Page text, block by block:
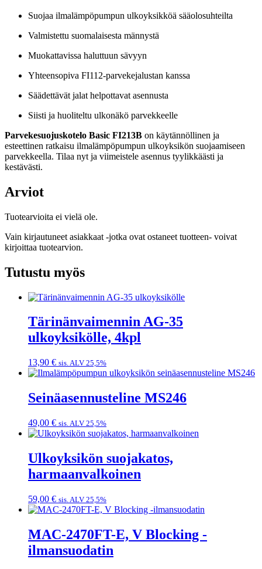
Suojaa ilmalämpöpumpun ulkoyksikköä sääolosuhteilta
Valmistettu suomalaisesta männystä
Muokattavissa haluttuun sävyyn
Yhteensopiva FI112-parvekejalustan kanssa
Säädettävät jalat helpottavat asennusta
Siisti ja huoliteltu ulkonäkö parvekkeelle
Parvekesuojuskotelo Basic FI213B on käytännöllinen ja
esteettinen ratkaisu ilmalämpöpumpun ulkoyksikön suojaamiseen
parvekkeella. Tilaa nyt ja viimeistele asennus tyylikkäästi ja
kestävästi.
Arviot
Tuotearvioita ei vielä ole.
Vain kirjautuneet asiakkaat -jotka ovat ostaneet tuotteen- voivat
kirjoittaa tuotearvion.
Tutustu myös
Tärinänvaimennin AG-35
ulkoyksikölle, 4kpl
13,90 € sis. ALV 25,5%
Seinäasennusteline MS246
49,00 € sis. ALV 25,5%
Ulkoyksikön suojakatos,
harmaanvalkoinen
59,00 € sis. ALV 25,5%
MAC-2470FT-E, V Blocking -
ilmansuodatin